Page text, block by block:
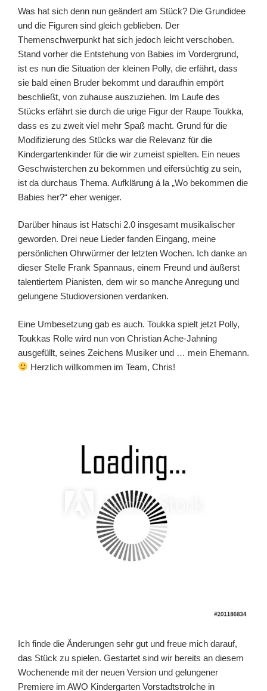
Was hat sich denn nun geändert am Stück? Die Grundidee
und die Figuren sind gleich geblieben. Der
Themenschwerpunkt hat sich jedoch leicht verschoben.
Stand vorher die Entstehung von Babies im Vordergrund,
ist es nun die Situation der kleinen Polly, die erfährt, dass
sie bald einen Bruder bekommt und daraufhin empört
beschließt, von zuhause auszuziehen. Im Laufe des
Stücks erfährt sie durch die urige Figur der Raupe Toukka,
dass es zu zweit viel mehr Spaß macht. Grund für die
Modifizierung des Stücks war die Relevanz für die
Kindergartenkinder für die wir zumeist spielten. Ein neues
Geschwisterchen zu bekommen und eifersüchtig zu sein,
ist da durchaus Thema. Aufklärung á la „Wo bekommen die
Babies her?“ eher weniger.
Darüber hinaus ist Hatschi 2.0 insgesamt musikalischer
geworden. Drei neue Lieder fanden Eingang, meine
persönlichen Ohrwürmer der letzten Wochen. Ich danke an
dieser Stelle Frank Spannaus, einem Freund und äußerst
talentiertem Pianisten, dem wir so manche Anregung und
gelungene Studioversionen verdanken.
Eine Umbesetzung gab es auch. Toukka spielt jetzt Polly,
Toukkas Rolle wird nun von Christian Ache-Jahning
ausgefüllt, seines Zeichens Musiker und … mein Ehemann.
Herzlich willkommen im Team, Chris!
Ich finde die Änderungen sehr gut und freue mich darauf,
das Stück zu spielen. Gestartet sind wir bereits an diesem
Wochenende mit der neuen Version und gelungener
Premiere im AWO Kindergarten Vorstadtstrolche in